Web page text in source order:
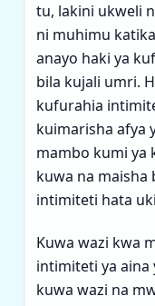
tu, lakini ukweli
ni muhimu
anayo haki ya
bila kujali umri.
kufurahia
kuimarisha afya
mambo kumi ya
kuwa na maisha
intimiteti hata
Kuwa wazi kwa
intimiteti ya aina
kuwa wazi na